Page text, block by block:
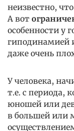
неизвестно,
А вот
особенности у
гиподинамией
даже очень
У человека,
т.е. с периода,
юношей или
в большей или